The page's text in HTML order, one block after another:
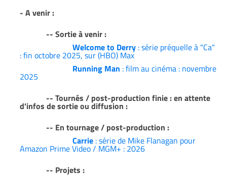
- A venir :
-- Sortie à venir :
Welcome to Derry : série préquelle à "Ca"
: fin octobre 2025, sur (HBO) Max
Running Man : film au cinéma : novembre
2025
-- Tournés / post-production finie : en attente
d'infos de sortie ou diffusion :
-- En tournage / post-production :
Carrie : série de Mike Flanagan pour
Amazon Prime Video / MGM+ : 2026
-- Projets :